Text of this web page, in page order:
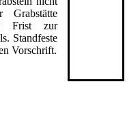
Frist zur
Standfeste
Vorschrift.